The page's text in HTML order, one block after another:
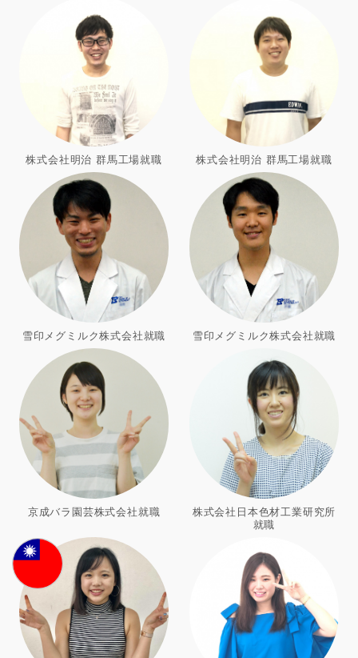
株式会社明治 群馬工場就職 株式会社明治 群馬工場就職
雪印メグミルク株式会社就職 雪印メグミルク株式会社就職
京成バラ園芸株式会社就職
株式会社日本色材工業研究所
就職